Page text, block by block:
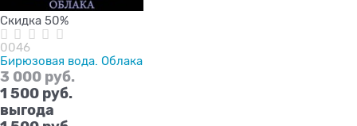
Скидка 50%
0046
Бирюзовая вода. Облака
3 000 руб.
1 500 руб.
выгода